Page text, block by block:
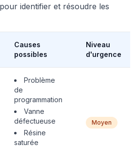
identifier et résoudre les
Causes
possibles
Niveau
d'urgence
Problème
de
programmation
Vanne
défectueuse
Résine
saturée
Moyen